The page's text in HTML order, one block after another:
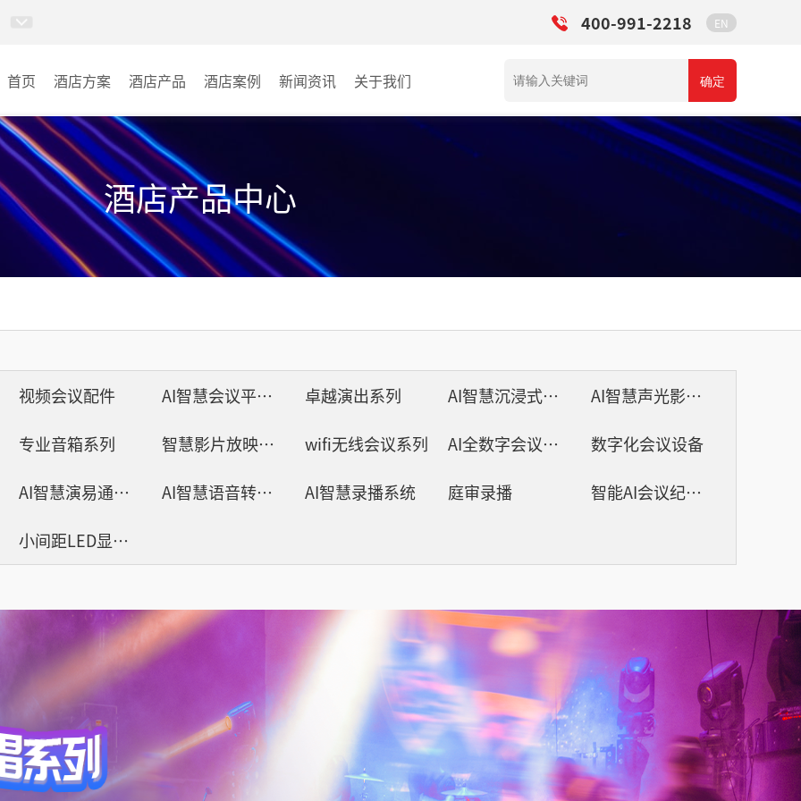
400-991-2218 EN
首页 酒店方案 酒店产品
AI智慧视频会议系统
AI智慧会议平板
视频会议配件
AI智慧会议平板itchub
AI智慧声光影系统
轻松悦唱KT系列
专业扩声系列
智慧影片放映系统
wifi无线会议系列
AI全数字会议系统
同声传译系列
AI智慧无纸化会议系统
酒店案例
酒店会议室
酒店背景音乐
其它
新闻资讯 关于我们 确定
酒店产品中心
视频会议配件 AI智慧会议平板itchub 卓越演出系列 AI智慧沉浸式扩声系统 AI智慧声光影系统
专业音箱系列 智慧影片放映系统 wifi无线会议系列 AI全数字会议系统 数字化会议设备
AI智慧演易通软件 AI智慧语音转写系统 AI智慧录播系统 庭审录播 智能AI会议纪要系列
小间距LED显示屏